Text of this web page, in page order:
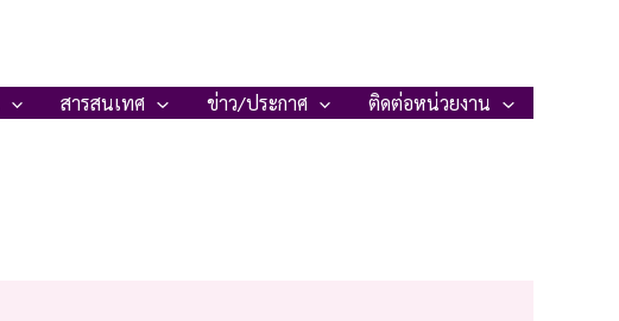
สารสนเทศ ข่าว/ประกาศ ติดต่อหน่วยงาน